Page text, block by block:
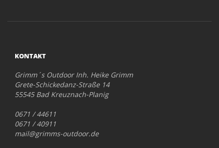
KONTAKT
Grimm´s Outdoor Inh. Heike Grimm
Grete-Schickedanz-Straße 14
55545 Bad Kreuznach-Planig
0671 / 44611
0671 / 40911
mail@grimms-outdoor.de